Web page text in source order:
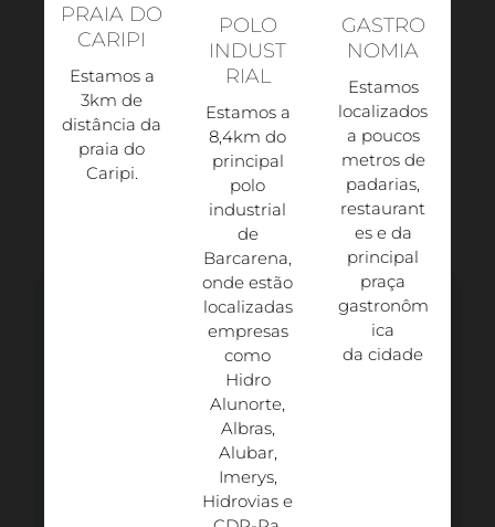
PRAIA DO
CARIPI
Estamos a
3km de
distância da
praia do
Caripi.​
POLO
INDUST
RIAL
Estamos a
8,4km do
principal
polo
industrial
de
Barcarena,
onde estão
localizadas
empresas
como
Hidro
Alunorte,
Albras,
Alubar,
Imerys,
Hidrovias e
GASTRO
NOMIA
Estamos
localizados
a poucos
metros de
padarias,
restaurant
es e da
principal
praça
gastronôm
ica
da cidade